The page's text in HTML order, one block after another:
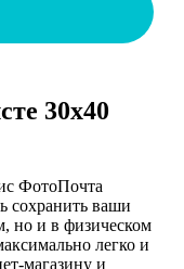
30х40
ФотоПочта
сохранить ваши
но и в физическом
легко и
магазину и